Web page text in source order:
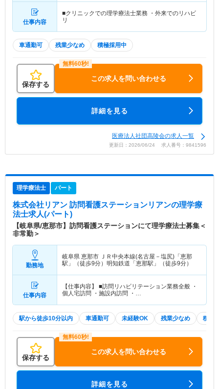
仕事内容
■クリニックでの理学療法士業務 ・外来でのリハビ
リ
車通勤可 残業少なめ 積極採用中
保存する
この求人を問い合わせる
詳細を見る
医療法人社団高陵会の求人一覧
更新日：2026/06/24 求人番号：9841596
理学療法士 パート
株式会社リアン 訪問看護ステーションリアンの理学療
法士求人(パート)
【岐阜県/恵那市】訪問看護ステーションにて理学療法士募集＜
非常勤＞
勤務地
岐阜県 恵那市 ＪＲ中央本線(名古屋－塩尻)「恵那
駅」（徒歩9分）明知鉄道「恵那駅」（徒歩9分）
仕事内容
【仕事内容】 ■訪問リハビリテーション業務全般 ・
個人宅訪問 ・施設内訪問 ・…
駅から徒歩10分以内 車通勤可 未経験OK 残業少なめ 積極
保存する
この求人を問い合わせる
詳細を見る